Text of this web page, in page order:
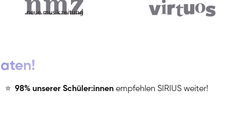
⭐ 98% unserer Schüler:innen empfehlen SIRIUS weiter!